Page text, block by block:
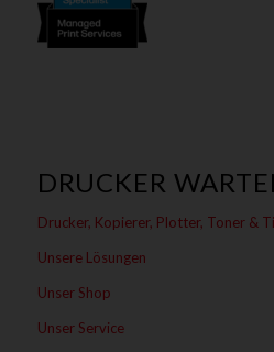
DRUCKER
Drucker, Kopierer, Plotter, Toner &
Unsere Lösungen
Unser Shop
Unser Service